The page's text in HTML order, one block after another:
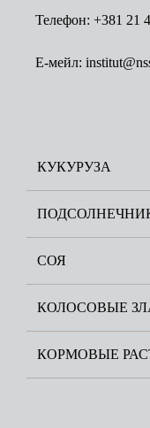
Телефон: +381 21
E-мейл:
КУКУРУЗА
СОЯ
КОЛОСОВЫЕ
КОРМОВЫЕ